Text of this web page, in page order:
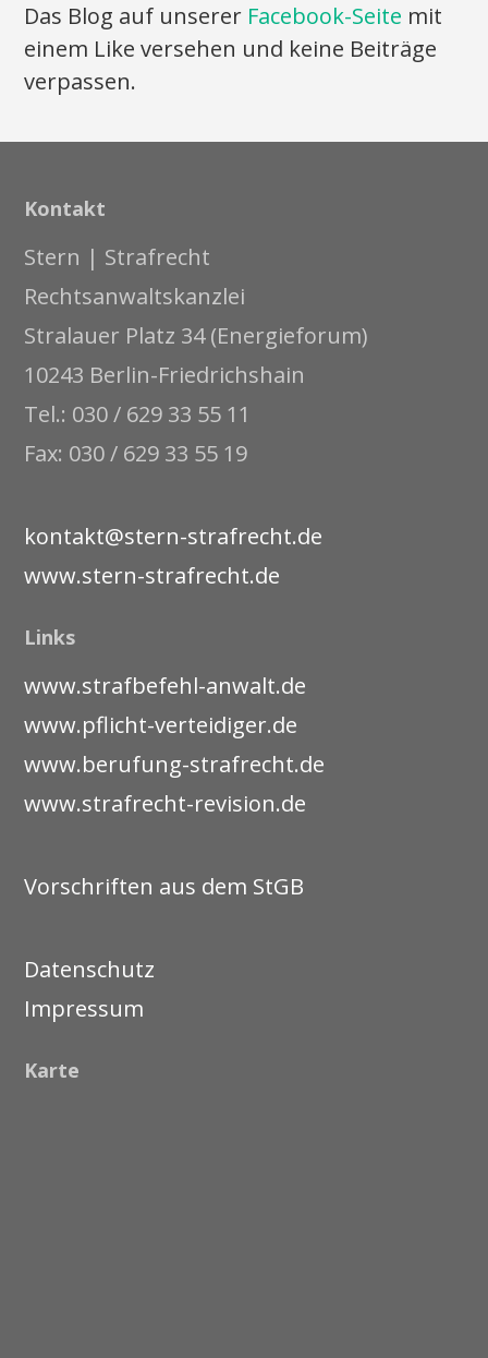
Das Blog auf unserer Facebook-Seite mit
einem Like versehen und keine Beiträge
verpassen.
Kontakt
Stern | Strafrecht
Rechtsanwaltskanzlei
Stralauer Platz 34 (Energieforum)
10243 Berlin-Friedrichshain
Tel.: 030 / 629 33 55 11
Fax: 030 / 629 33 55 19
kontakt@stern-strafrecht.de
www.stern-strafrecht.de
Links
www.strafbefehl-anwalt.de
www.pflicht-verteidiger.de
www.berufung-strafrecht.de
www.strafrecht-revision.de
Vorschriften aus dem StGB
Datenschutz
Impressum
Karte